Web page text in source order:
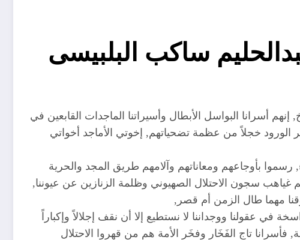
ساكب البلبيسى
أسرانا البواسل الأبطال وأسيراتنا الماجدات القابعين في
الورود خجلاً من عظمة تضحياتهم, إخوتي الأماجد أخواتي
رسموا بأوجاعهم ومعاناتهم وآلامهم طريق المجد والحرية
سجون الاحتلال الصهيوني وظلمة الزنازين عن عيوننا,
مهما طال الزمن أم قصر,
عقولنا ووجداننا لا نستطيع إلا أن نقف إجلالاً وإكباراً
تاج الفَخَار وفخَر الأمة هم من قهروا الاحتلال